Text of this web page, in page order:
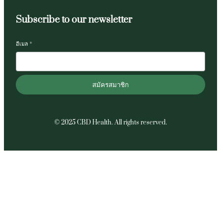
Subscribe to our newsletter
อีเมล *
สมัครสมาชิก
© 2025 CBD Health. All rights reserved.